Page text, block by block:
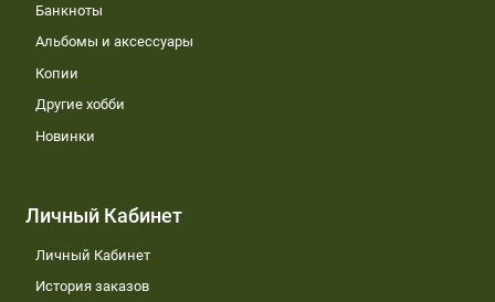
Банкноты
Альбомы и аксессуары
Копии
Другие хобби
Новинки
Личный Кабинет
Личный Кабинет
История заказов